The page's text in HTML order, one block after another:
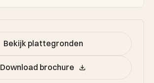
Bekijk plattegronden
Download brochure